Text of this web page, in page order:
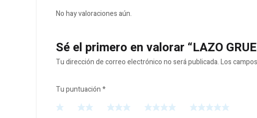
No hay valoraciones aún.
Sé el primero en valorar “LAZO
Tu dirección de correo electrónico no será publicada.Los
Tu puntuación*